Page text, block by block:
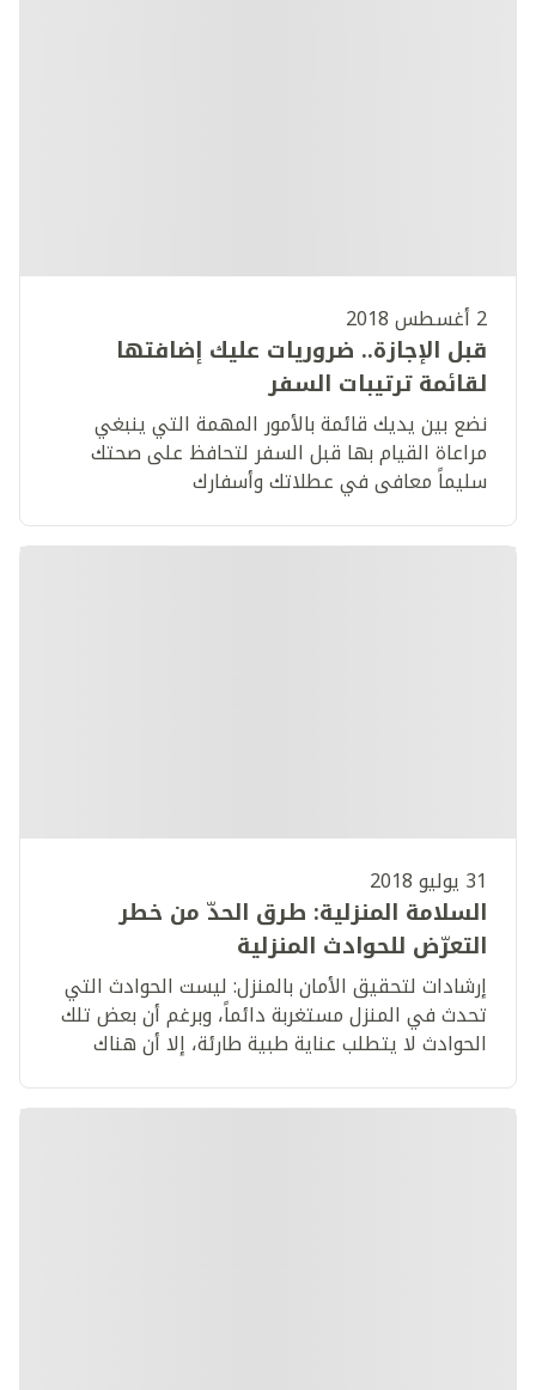
2 أغسطس 2018
قبل الإجازة.. ضروريات عليك إضافتها
لقائمة ترتيبات السفر
نضع بين يديك قائمة بالأمور المهمة التي ينبغي
مراعاة القيام بها قبل السفر لتحافظ على صحتك
سليماً معافى في عطلاتك وأسفارك
31 يوليو 2018
السلامة المنزلية: طرق الحدّ من خطر
التعرّض للحوادث المنزلية
إرشادات لتحقيق الأمان بالمنزل: ليست الحوادث التي
تحدث في المنزل مستغربة دائماً، وبرغم أن بعض تلك
الحوادث لا يتطلب عناية طبية طارئة، إلا أن هناك